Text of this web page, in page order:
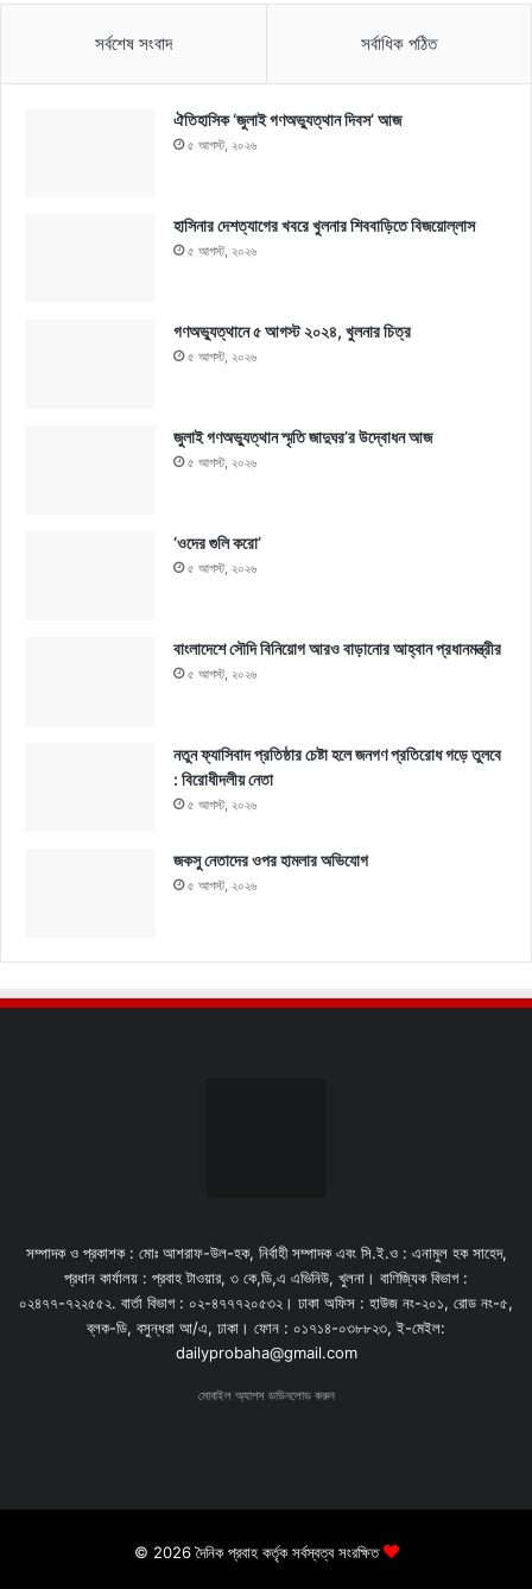
সর্বশেষ সংবাদ সর্বাধিক পঠিত
ঐতিহাসিক ‘জুলাই গণঅভ্যুত্থান দিবস’ আজ
৫ আগস্ট, ২০২৬
হাসিনার দেশত্যাগের খবরে খুলনার শিববাড়িতে বিজয়োল্লাস
৫ আগস্ট, ২০২৬
গণঅভ্যুত্থানে ৫ আগস্ট ২০২৪, খুলনার চিত্র
৫ আগস্ট, ২০২৬
জুলাই গণঅভ্যুত্থান স্মৃতি জাদুঘর’র উদ্বোধন আজ
৫ আগস্ট, ২০২৬
‘ওদের গুলি করো’
৫ আগস্ট, ২০২৬
বাংলাদেশে সৌদি বিনিয়োগ আরও বাড়ানোর আহ্বান প্রধানমন্ত্রীর
৫ আগস্ট, ২০২৬
নতুন ফ্যাসিবাদ প্রতিষ্ঠার চেষ্টা হলে জনগণ প্রতিরোধ গড়ে তুলবে
: বিরোধীদলীয় নেতা
৫ আগস্ট, ২০২৬
জকসু নেতাদের ওপর হামলার অভিযোগ
৫ আগস্ট, ২০২৬
সম্পাদক ও প্রকাশক : মোঃ আশরাফ-উল-হক, নির্বাহী সম্পাদক এবং সি.ই.ও : এনামুল হক সাহেদ,
প্রধান কার্যালয় : প্রবাহ টাওয়ার, ৩ কে,ডি,এ এভিনিউ, খুলনা। বাণিজ্যিক বিভাগ :
০২৪৭৭-৭২২৫৫২. বার্তা বিভাগ : ০২-৪৭৭৭২০৫৩২। ঢাকা অফিস : হাউজ নং-২০১, রোড নং-৫,
ব্লক-ডি, বসুন্ধরা আ/এ, ঢাকা। ফোন : ০১৭১৪-০৩৮৮২৩, ই-মেইল:
dailyprobaha@gmail.com
মোবাইল অ্যাপস ডাউনলোড করুন
© 2026 দৈনিক প্রবাহ কর্তৃক সর্বস্বত্ব সংরক্ষিত